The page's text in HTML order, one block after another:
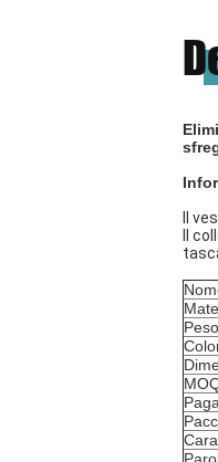
Il
Il
Peso